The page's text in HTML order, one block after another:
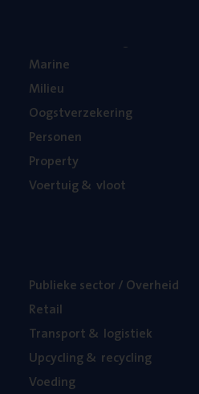
Mari­ne
Mili­eu
Oogst­ver­ze­ke­ring
Per­so­nen
Pro­per­ty
Voer­tuig& vloot
Publie­ke sec­tor / Overheid
Retail
Trans­port& logistiek
Upcy­cling& recycling
Voe­ding